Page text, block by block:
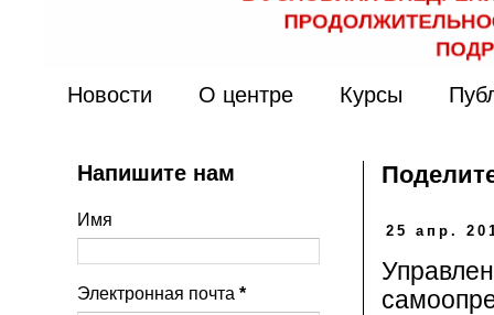
Новости О центре Курсы
25 апр.
Напишите нам
Имя
Электронная почта *